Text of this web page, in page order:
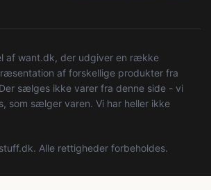
af want.dk, der udgiver en række
af forskellige produkter fra
sælges ikke varer fra denne side - vi
som sælger varen. Vi har heller ikke
Alle rettigheder forbeholdes.